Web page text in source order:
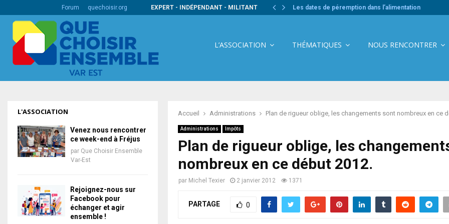
Forum quechoisir.org EXPERT - INDÉPENDANT - MILITANT
barres internationaux Les dates de péremption dans l’alimentation
L’ASSOCIATION THÉMATIQUES NOUS RENCONTRER
Accueil Administrations Plan de rigueur oblige, les changements sont nombreux en ce
Administrations Impôts
Plan de rigueur oblige, les
nombreux en ce début 2012.
par Michel Texier 2 janvier 2012 1371
PARTAGE 0
L'ASSOCIATION
Venez nous rencontrer
ce week-end à Fréjus
par Que Choisir Ensemble
Var-Est
Rejoignez-nous sur
Facebook pour
échanger et agir
ensemble !